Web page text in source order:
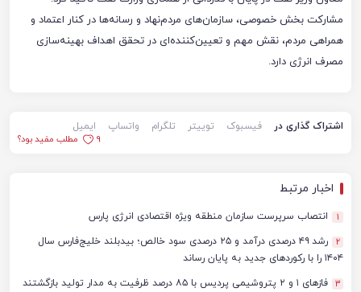
مشارکت بخش خصوصی، سازمان‌های مردم‌نهاد و رسانه‌ها در کنار اعتماد و
همراهی مردم، نقش مهم و تعیین‌کننده‌ای در تحقق اهداف بهینه‌سازی
مصرف انرژی دارد.
اشتراک گذاری در فیسبوک توییتر تلگرام واتساپ
ایمیل
9
مطلب مفید بود؟
اخبار مرتبط
1 انتصاب سرپرست سازمان منطقه ویژه اقتصادی انرژی پارس
2
رشد ۴۹ درصدی درآمد و ۲۵ درصدی سود خالص؛ بیدبلند خلیج‌فارس سال
۱۴۰۴ را با رکوردهای جدید به پایان رساند
3 فازهای ۱ و ۲ پتروشیمی پردیس با ۸۵ درصد ظرفیت به مدار تولید بازگشتند